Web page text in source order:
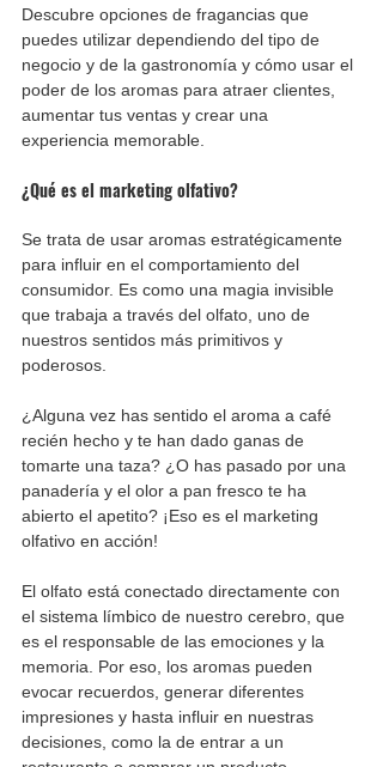
Descubre opciones de fragancias que
puedes utilizar dependiendo del tipo de
negocio y de la gastronomía y cómo usar el
poder de los aromas para atraer clientes,
aumentar tus ventas y crear una
experiencia memorable.
¿Qué es el marketing olfativo?
Se trata de usar aromas estratégicamente
para influir en el comportamiento del
consumidor. Es como una magia invisible
que trabaja a través del olfato, uno de
nuestros sentidos más primitivos y
poderosos.
¿Alguna vez has sentido el aroma a café
recién hecho y te han dado ganas de
tomarte una taza? ¿O has pasado por una
panadería y el olor a pan fresco te ha
abierto el apetito? ¡Eso es el marketing
olfativo en acción!
El olfato está conectado directamente con
el sistema límbico de nuestro cerebro, que
es el responsable de las emociones y la
memoria. Por eso, los aromas pueden
evocar recuerdos, generar diferentes
impresiones y hasta influir en nuestras
decisiones, como la de entrar a un